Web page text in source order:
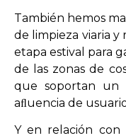
También hemos
de limpieza viaria
etapa estival para
de las zonas de
que soportan un
aﬂuencia de
Y en relación con